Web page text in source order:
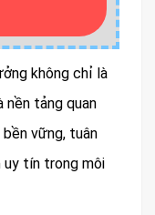
không chỉ là
nền tảng quan
vững, tuân
uy tín trong môi